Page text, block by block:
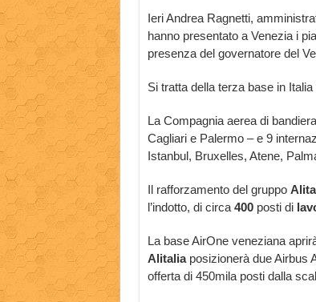
Ieri Andrea Ragnetti,
hanno presentato a Venezia i
presenza del governatore del
Si tratta della terza base in
La Compagnia aerea di
Cagliari e Palermo – e 9
Istanbul, Bruxelles, Atene,
Il rafforzamento del gruppo
l’indotto, di circa 400posti di
La base AirOne veneziana
Alitaliaposizionerà due Airbus
offerta di 450mila posti dalla